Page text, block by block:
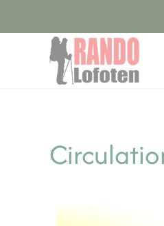
Accéder au contenu principal